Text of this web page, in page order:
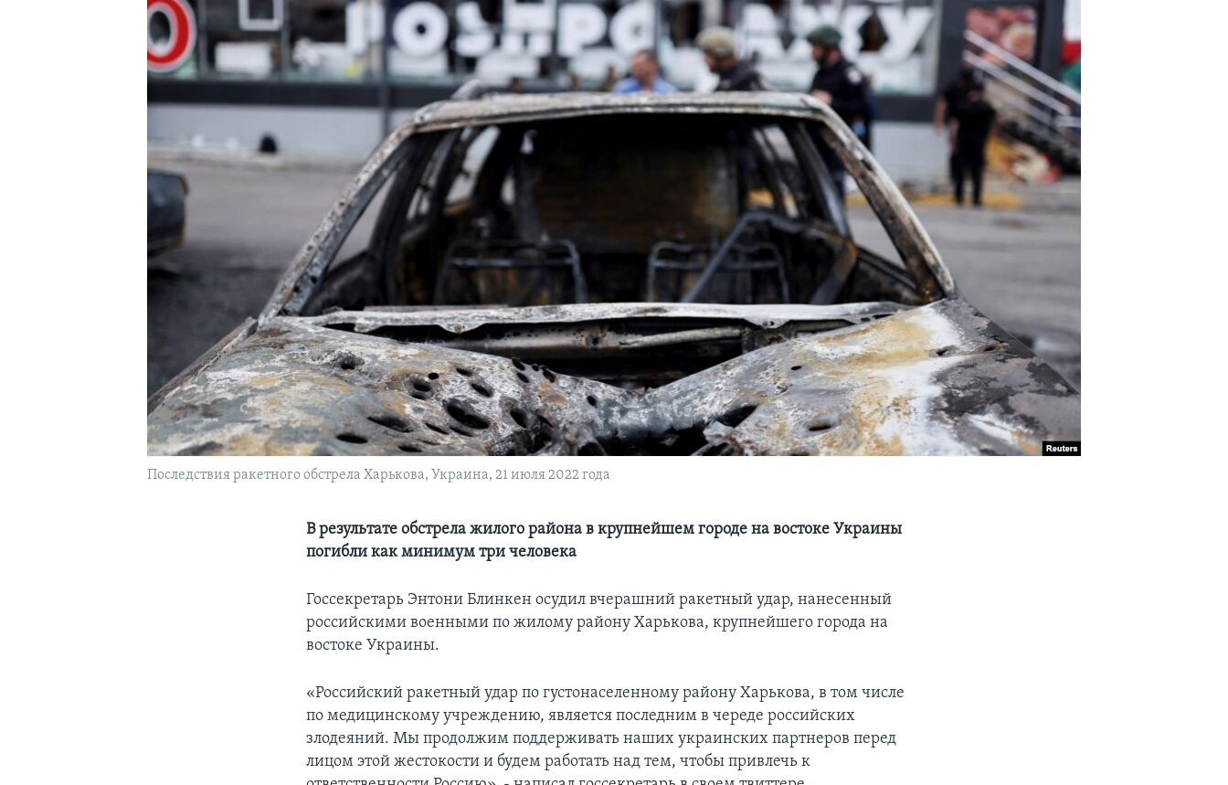
Последствия ракетного обстрела Харькова, Украина, 21 июля 2022 года
В результате обстрела жилого района в крупнейшем городе на востоке Украины
погибли как минимум три человека
Госсекретарь Энтони Блинкен осудил вчерашний ракетный удар, нанесенный
российскими военными по жилому району Харькова, крупнейшего города на
востоке Украины.
«Российский ракетный удар по густонаселенному району Харькова, в том числе
по медицинскому учреждению, является последним в череде российских
злодеяний. Мы продолжим поддерживать наших украинских партнеров перед
лицом этой жестокости и будем работать над тем, чтобы привлечь к